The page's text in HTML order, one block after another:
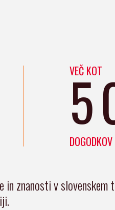
VEČ KOT
znanosti v slovenskem